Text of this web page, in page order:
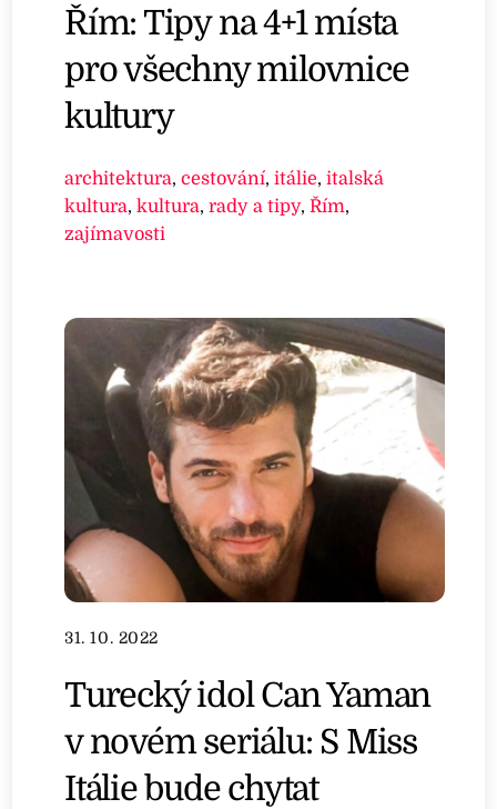
Řím: Tipy na 4+1 místa
pro všechny milovnice
kultury
architektura,cestování,itálie,italská
kultura,kultura,rady a tipy,Řím,
zajímavosti
31. 10. 2022
Turecký idol Can Yaman
v novém seriálu: S Miss
Itálie bude chytat